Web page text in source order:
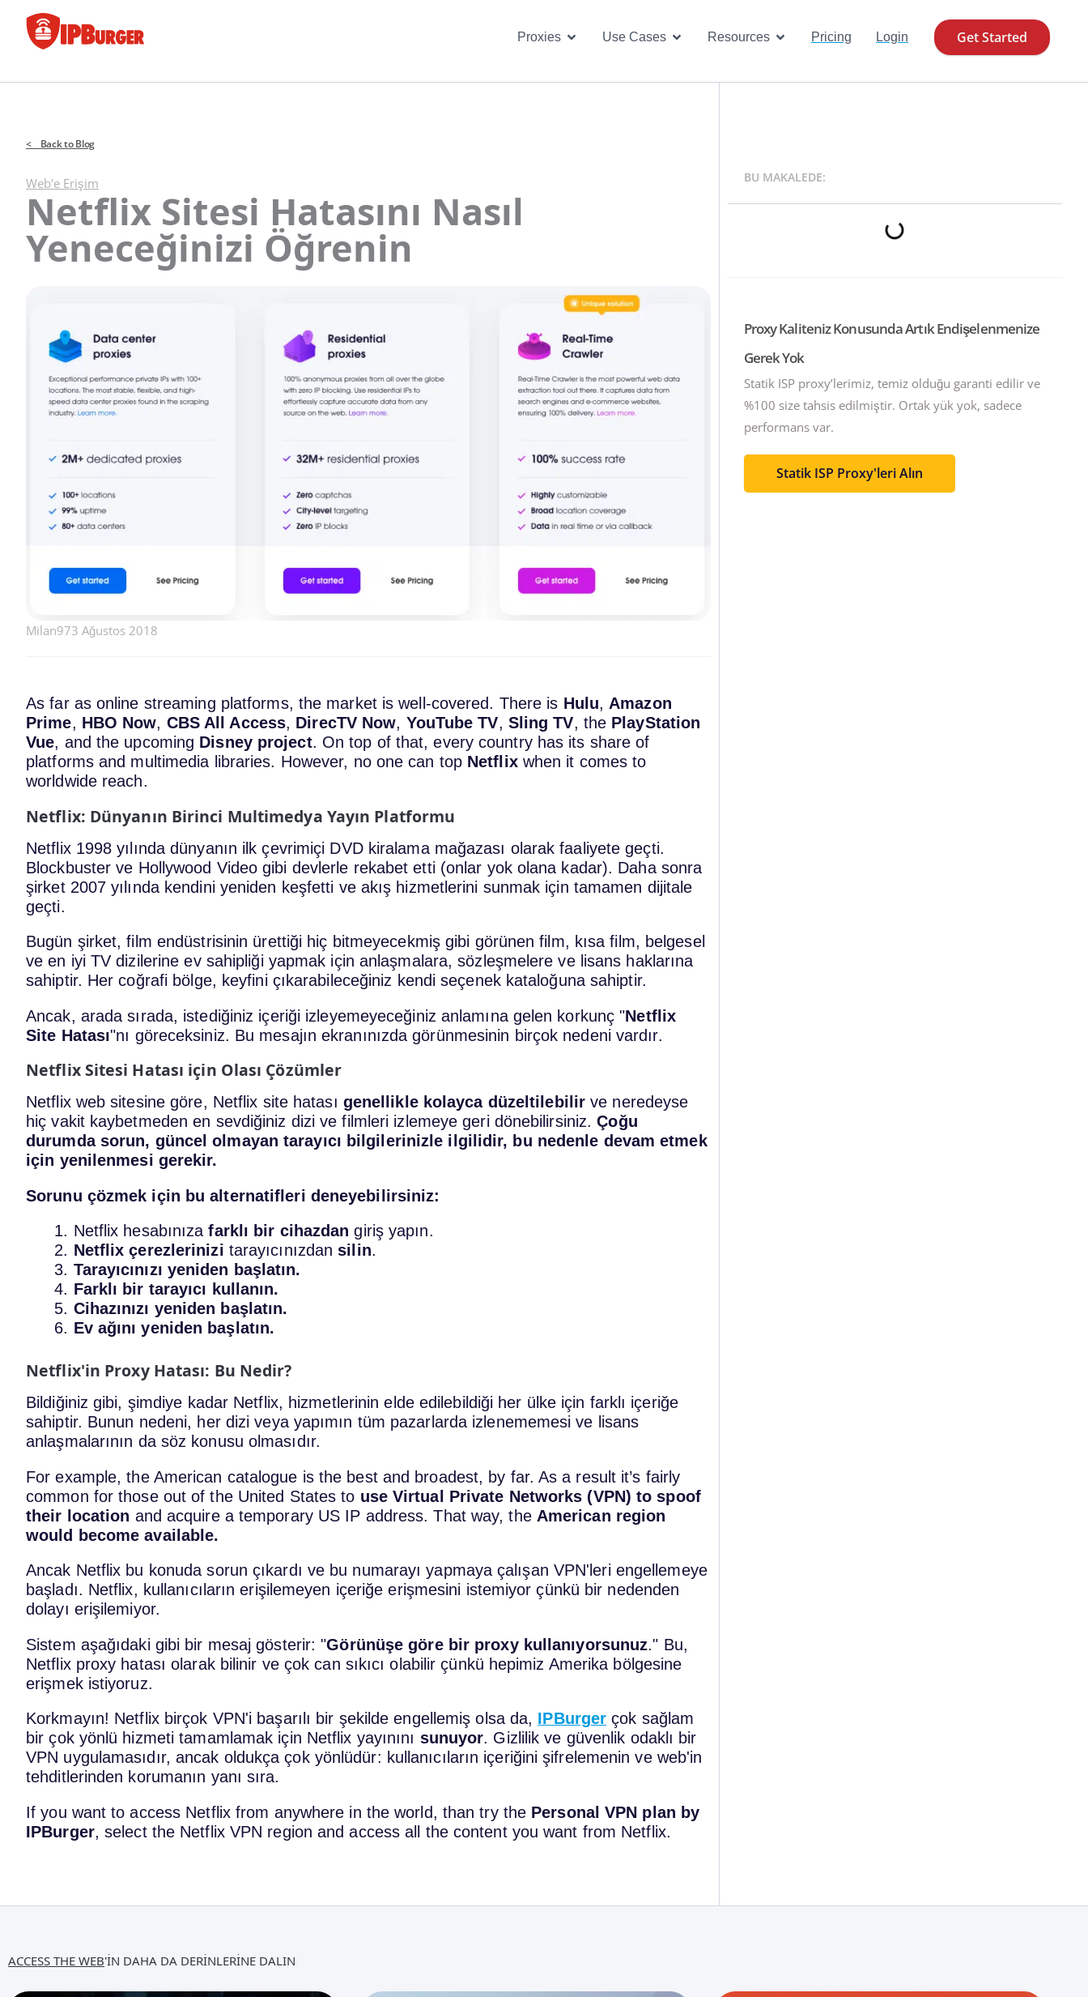
Proxies Open Proxies
Use Cases Open Use Cases
Resources Open Resources
Pricing Login Get Started
< Back to Blog
Web'e Erişim
Netflix Sitesi Hatasını Nasıl
Yeneceğinizi Öğrenin
Milan973 Ağustos 2018
As far as online streaming platforms, the market is well-covered. There is Hulu, Amazon
Prime, HBO Now, CBS All Access, DirecTV Now, YouTube TV, Sling TV, the PlayStation
Vue, and the upcoming Disney project. On top of that, every country has its share of
platforms and multimedia libraries. However, no one can top Netflixwhen it comes to
worldwide reach.
Netflix: Dünyanın Birinci Multimedya Yayın Platformu
Netflix 1998 yılında dünyanın ilk çevrimiçi DVD kiralama mağazası olarak faaliyete geçti.
Blockbuster ve Hollywood Video gibi devlerle rekabet etti (onlar yok olana kadar). Daha sonra
şirket 2007 yılında kendini yeniden keşfetti ve akış hizmetlerini sunmak için tamamen dijitale
geçti.
Bugün şirket, film endüstrisinin ürettiği hiç bitmeyecekmiş gibi görünen film, kısa film, belgesel
ve en iyi TV dizilerine ev sahipliği yapmak için anlaşmalara, sözleşmelere ve lisans haklarına
sahiptir. Her coğrafi bölge, keyfini çıkarabileceğiniz kendi seçenek kataloğuna sahiptir.
Ancak, arada sırada, istediğiniz içeriği izleyemeyeceğiniz anlamına gelen korkunç "Netflix
Site Hatası"nı göreceksiniz. Bu mesajın ekranınızda görünmesinin birçok nedeni vardır.
Netflix Sitesi Hatası için Olası Çözümler
Netflix web sitesine göre, Netflix site hatası genellikle kolayca düzeltilebilir ve neredeyse
hiç vakit kaybetmeden en sevdiğiniz dizi ve filmleri izlemeye geri dönebilirsiniz.Çoğu
durumda sorun, güncel olmayan tarayıcı bilgilerinizle ilgilidir, bu nedenle devam etmek
için yenilenmesi gerekir.
Sorunu çözmek için bu alternatifleri deneyebilirsiniz:
Netflix hesabınızafarklı bir cihazdan giriş yapın.
Netflix çerezlerinizi tarayıcınızdan silin.
Tarayıcınızı yeniden başlatın.
Farklı bir tarayıcı kullanın.
Cihazınızı yeniden başlatın.
Ev ağını yeniden başlatın.
Netflix'in Proxy Hatası: Bu Nedir?
Bildiğiniz gibi, şimdiye kadar Netflix, hizmetlerinin elde edilebildiği her ülke için farklı içeriğe
sahiptir. Bunun nedeni, her dizi veya yapımın tüm pazarlarda izlenememesi ve lisans
anlaşmalarının da söz konusu olmasıdır.
For example, the American catalogue is the best and broadest, by far. As a result it’s fairly
common for those out of the United States to use Virtual Private Networks (VPN) to spoof
their location and acquire a temporary US IP address. That way, the American region
would become available.
Ancak Netflix bu konuda sorun çıkardı ve bu numarayı yapmaya çalışan VPN'leri engellemeye
başladı. Netflix, kullanıcıların erişilemeyen içeriğe erişmesini istemiyor çünkü bir nedenden
dolayı erişilemiyor.
Sistem aşağıdaki gibi bir mesaj gösterir: "Görünüşe göre bir proxy kullanıyorsunuz." Bu,
Netflix proxy hatası olarak bilinir ve çok can sıkıcı olabilir çünkü hepimiz Amerika bölgesine
erişmek istiyoruz.
Korkmayın! Netflix birçok VPN'i başarılı bir şekilde engellemiş olsa da, IPBurger çok sağlam
bir çok yönlü hizmeti tamamlamak için Netflix yayınını sunuyor. Gizlilik ve güvenlik odaklı bir
VPN uygulamasıdır, ancak oldukça çok yönlüdür: kullanıcıların içeriğini şifrelemenin ve web'in
tehditlerinden korumanın yanı sıra.
If you want to access Netflix from anywhere in the world, than try the Personal VPN plan by
IPBurger, select the Netflix VPN region and access all the content you want from Netflix.
BU MAKALEDE:
Proxy Kaliteniz Konusunda Artık Endişelenmenize
Gerek Yok
Statik ISP proxy’lerimiz, temiz olduğu garanti edilir ve
%100 size tahsis edilmiştir. Ortak yük yok, sadece
performans var.
Statik ISP Proxy'leri Alın
ACCESS THE WEB'IN DAHA DA DERINLERINE DALIN